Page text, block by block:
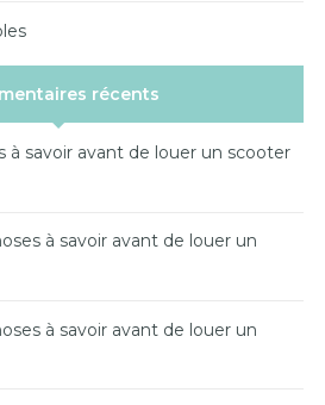
récents
à savoir avant de louer un scooter
à savoir avant de louer un
à savoir avant de louer un